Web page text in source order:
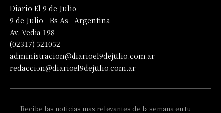
Diario El 9 de Julio
9 de Julio - Bs As - Argentina
Av. Vedia 198
(02317) 521052
administracion@diarioel9dejulio.com.ar
redaccion@diarioel9dejulio.com.ar
Recibe las noticias mas relevantes de la semana en tu